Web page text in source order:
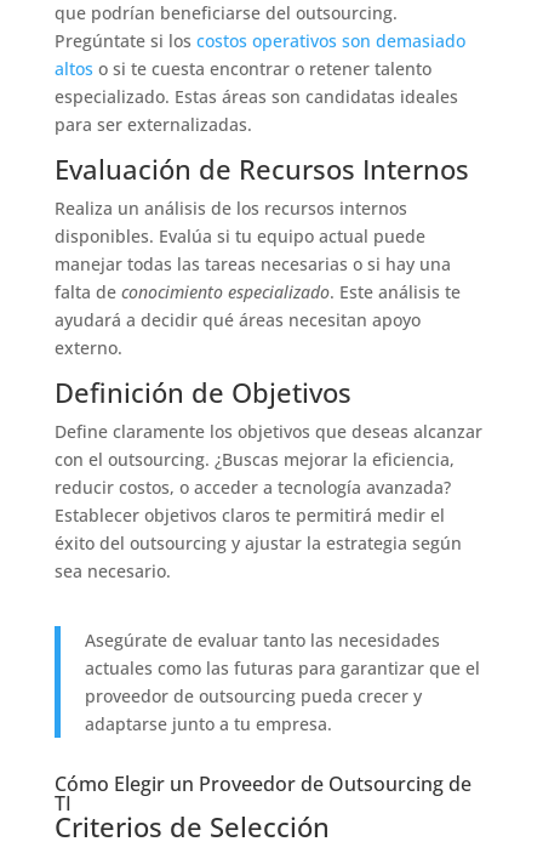
que podrían beneficiarse del outsourcing.
Pregúntate si los costos operativos son demasiado
altos o si te cuesta encontrar o retener talento
especializado. Estas áreas son candidatas ideales
para ser externalizadas.
Evaluación de Recursos Internos
Realiza un análisis de los recursos internos
disponibles. Evalúa si tu equipo actual puede
manejar todas las tareas necesarias o si hay una
falta de conocimiento especializado. Este análisis te
ayudará a decidir qué áreas necesitan apoyo
externo.
Definición de Objetivos
Define claramente los objetivos que deseas alcanzar
con el outsourcing. ¿Buscas mejorar la eficiencia,
reducir costos, o acceder a tecnología avanzada?
Establecer objetivos claros te permitirá medir el
éxito del outsourcing y ajustar la estrategia según
sea necesario.
Asegúrate de evaluar tanto las necesidades
actuales como las futuras para garantizar que el
proveedor de outsourcing pueda crecer y
adaptarse junto a tu empresa.
Cómo Elegir un Proveedor de Outsourcing de
TI
Criterios de Selección